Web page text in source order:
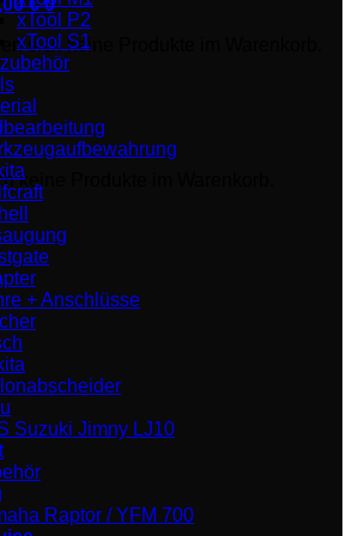
€ 0
sich keine Produkte im Warenkorb.
keine Produkte im Warenkorb.
xTool P2
xTool S1
+ Anschlüsse
Suzuki Jimny LJ10
Raptor / YFM 700